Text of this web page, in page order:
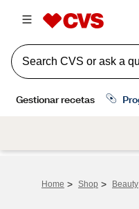
Home > Shop > Beauty